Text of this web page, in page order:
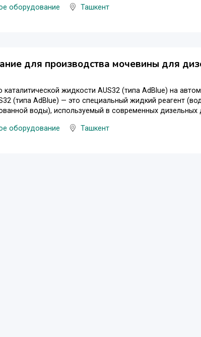
оборудование Ташкент
для производства мочевины для
каталитической жидкости AUS32 (типа AdBlue) на
(типа AdBlue) — это специальный жидкий реагент
воды), используемый в современных дизельных
оборудование Ташкент